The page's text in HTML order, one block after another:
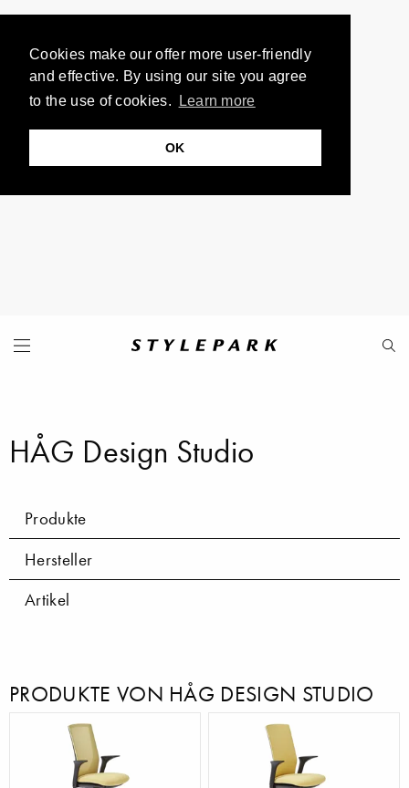
Cookies make our offer more user-friendly
and effective. By using our site you agree
to the use of cookies.
Learn more
OK
HÅG Design Studio
Produkte
Hersteller
Artikel
PRODUKTE VON HÅG DESIGN STUDIO